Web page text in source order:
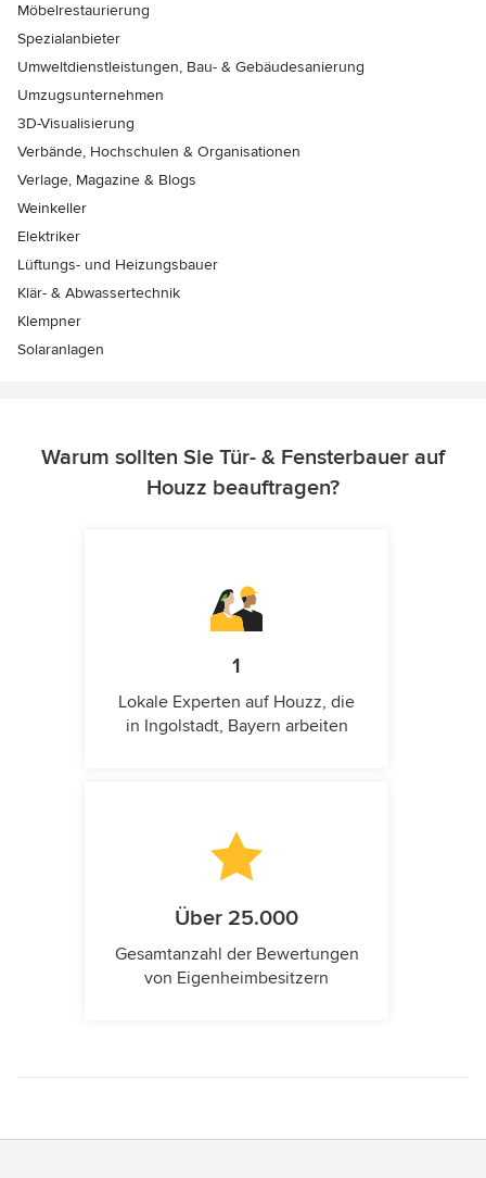
Möbelrestaurierung
Spezialanbieter
Umweltdienstleistungen, Bau- & Gebäudesanierung
Umzugsunternehmen
3D-Visualisierung
Verbände, Hochschulen & Organisationen
Verlage, Magazine & Blogs
Weinkeller
Elektriker
Lüftungs- und Heizungsbauer
Klär- & Abwassertechnik
Klempner
Solaranlagen
Warum sollten Sie Tür- & Fensterbauer auf
Houzz beauftragen?
1
Lokale Experten auf Houzz, die
in Ingolstadt, Bayern arbeiten
Über 25.000
Gesamtanzahl der Bewertungen
von Eigenheimbesitzern